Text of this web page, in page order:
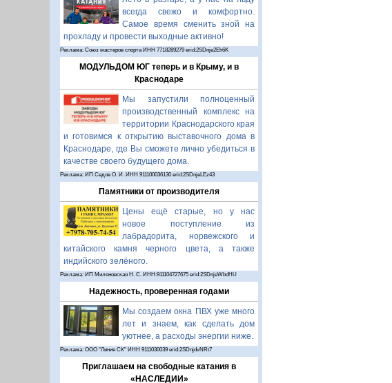
всегда свежо и комфортно.
Самое время сменить зной на
прохладу и провести выходные активно!
Реклама: Союз мастеров спорта ИНН 7718289279 erid:2SDnje2Eh6K
МОДУЛЬДОМ ЮГ теперь и в Крыму, и в
Краснодаре
Мы запустили полноценный
производственный комплекс на
территории Краснодарского края
и готовимся к открытию выставочного дома в
Краснодаре, где Вы сможете лично убедиться в
качестве своего будущего дома.
Реклама: ИП Седов О. И. ИНН 911100036130 erid:2SDnjeLEz43
Памятники от производителя
Цены ещё старые, но у нас
новое поступление из
лабрадорита, норвежского и
китайского камня черного цвета, а также
индийского зелёного.
Реклама: ИП Миляновская Н. С. ИНН:911104727675 erid:2SDnjeWbdHU
Надежность, проверенная годами
Мы создаем окна ПВХ уже много
лет и знаем, как сделать дом
уютнее, а расходы энергии ниже.
Реклама: ООО "Линия СК" ИНН 9111030039 erid:2SDnjdvNRt7
Приглашаем на свободные катания в
«НАСЛЕДИИ»